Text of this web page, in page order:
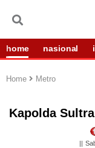
home nasional
Home Metro
Kapolda